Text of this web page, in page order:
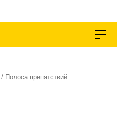
/ Полоса препятствий